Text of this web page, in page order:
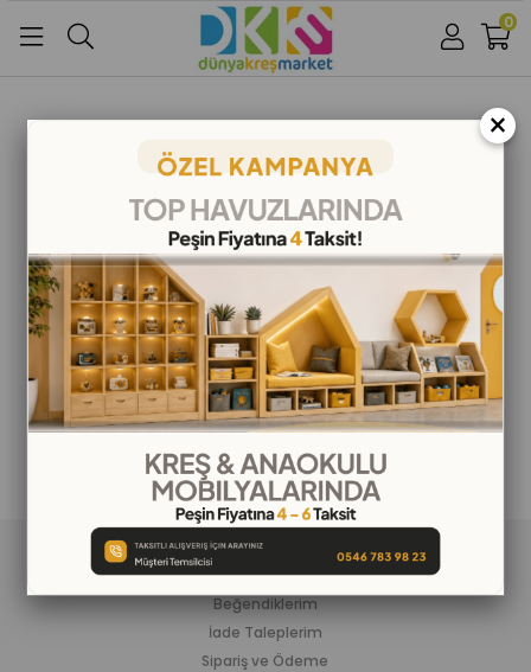
Google İle Bağlan
0
ALIŞVERİŞ BİLGİLERİ
Siparişlerim
Beğendiklerim
İade Taleplerim
Sipariş ve Ödeme
×